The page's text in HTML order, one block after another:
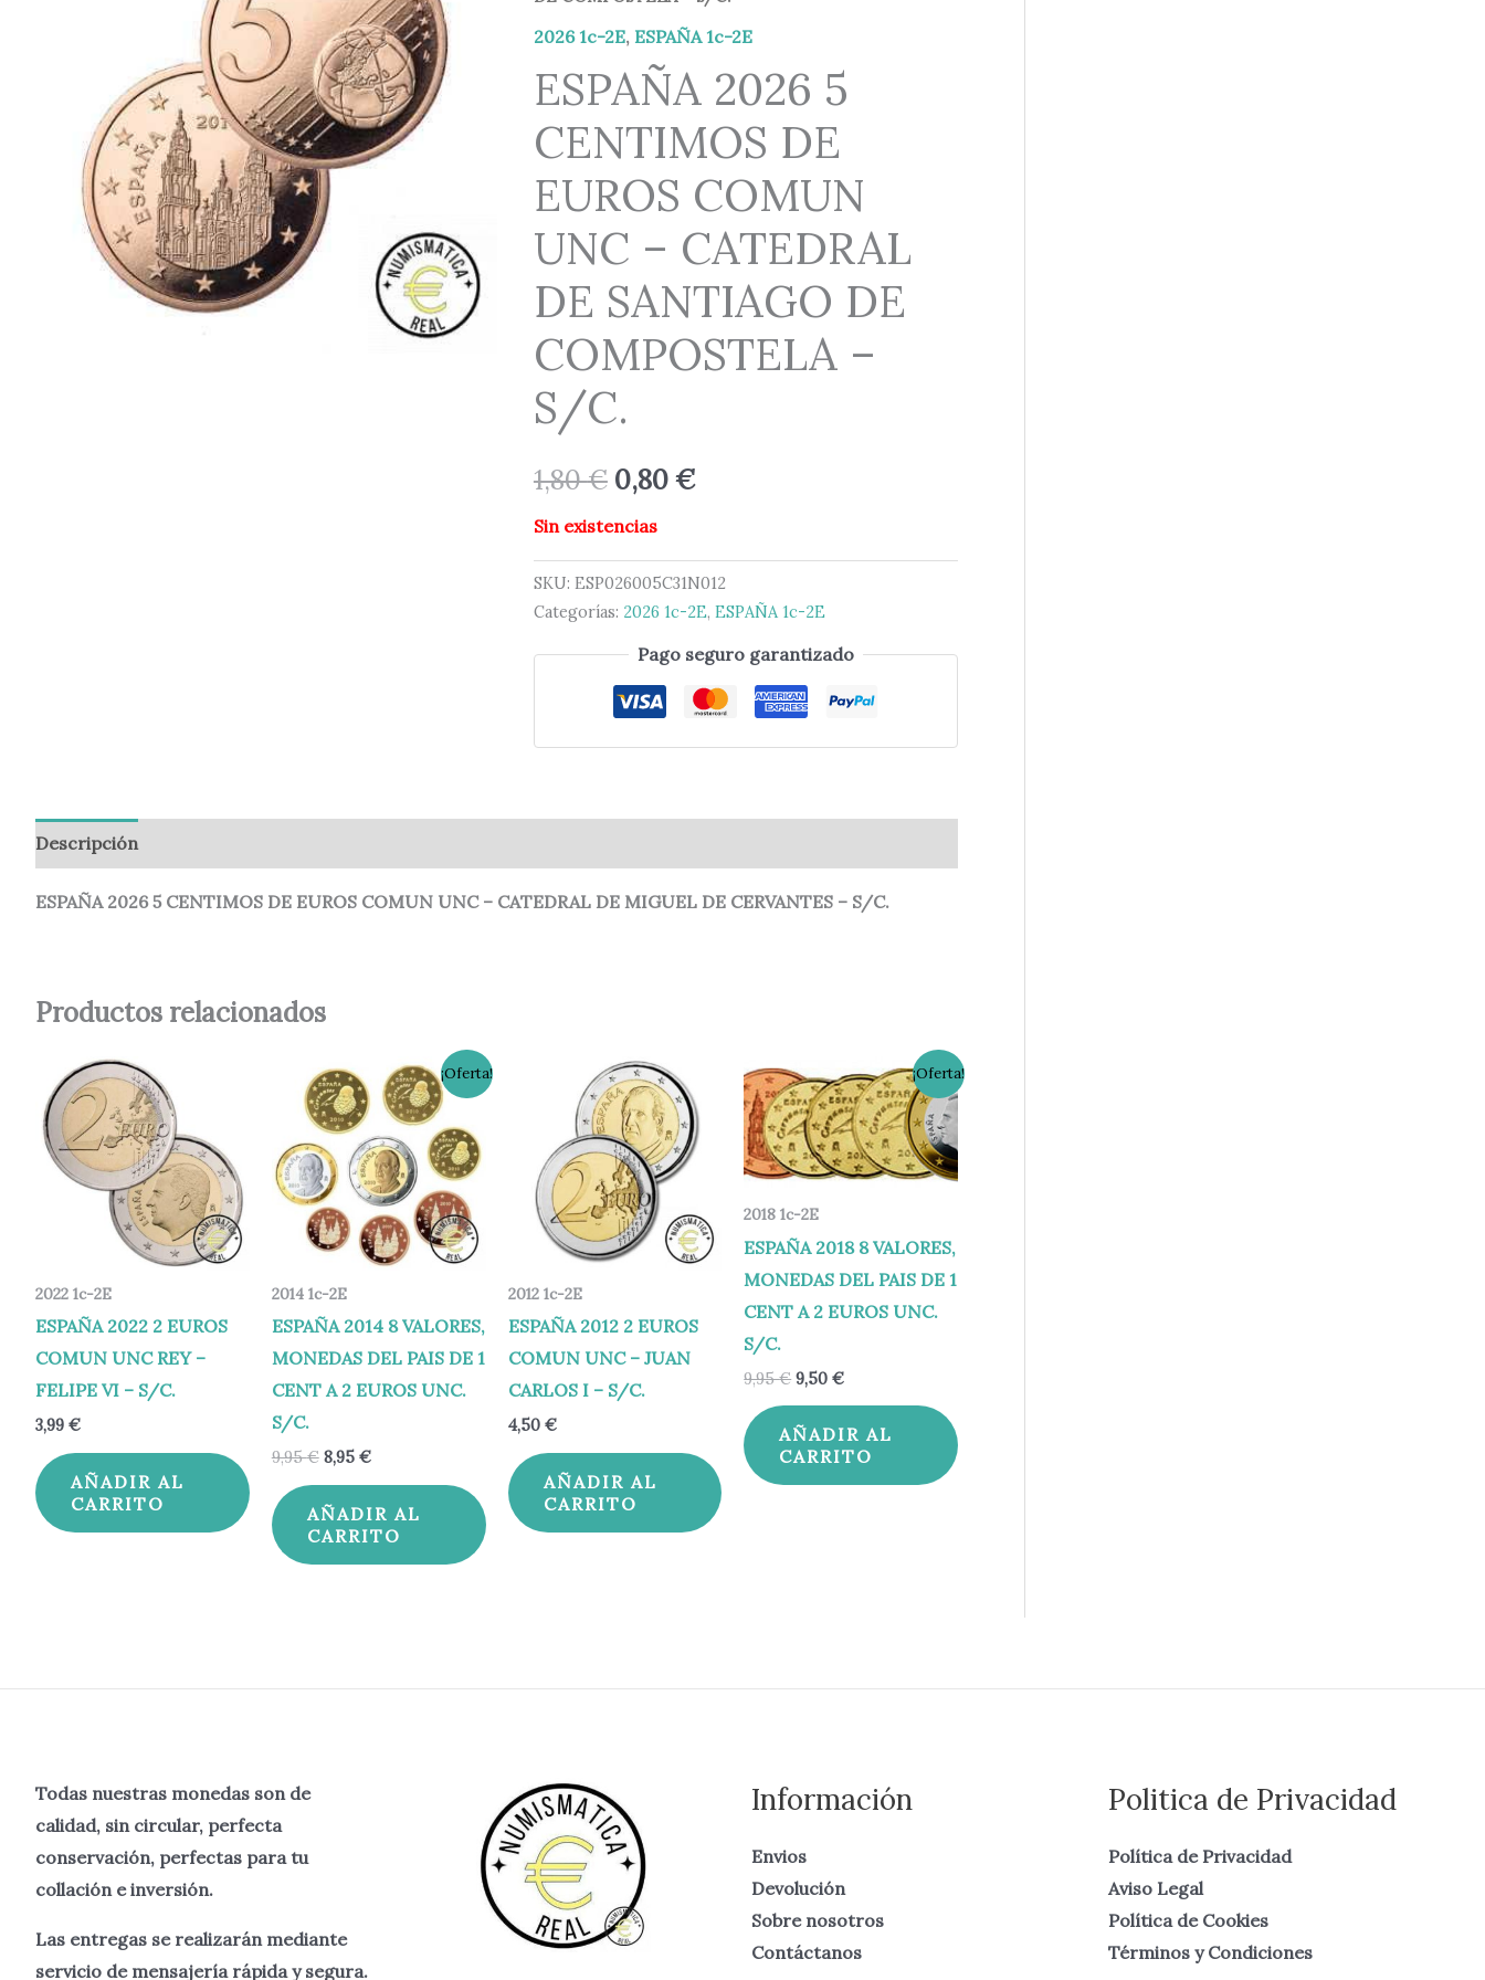
2026 1c-2E, ESPAÑA 1c-2E
ESPAÑA 2026 5
CENTIMOS DE
EUROS COMUN
UNC – CATEDRAL
DE SANTIAGO DE
COMPOSTELA –
S/C.
1,80€
original
era:
1,80 €.
0,80€
actual
0,80 €.
Sin existencias
SKU: ESP026005C31N012
Categorías: 2026 1c-2E, ESPAÑA 1c-2E
Pago seguro garantizado
Descripción
ESPAÑA 2026 5 CENTIMOS DE EUROS COMUN UNC – CATEDRAL DE MIGUEL DE CERVANTES – S/C.
Productos relacionados
2022 1c-2E
ESPAÑA 2022 2 EUROS
COMUN UNC REY –
FELIPE VI – S/C.
3,99 €
AÑADIR AL
CARRITO
¡Oferta!
2014 1c-2E
ESPAÑA 2014 8 VALORES,
MONEDAS DEL PAIS DE 1
CENT A 2 EUROS UNC.
S/C.
9,95€
El
precio
original
era:
9,95 €.
8,95 €
precio
actual
8,95 €.
AÑADIR AL
CARRITO
2012 1c-2E
ESPAÑA 2012 2 EUROS
COMUN UNC – JUAN
CARLOS I – S/C.
4,50 €
AÑADIR AL
CARRITO
¡Oferta!
2018 1c-2E
ESPAÑA 2018 8 VALORES,
MONEDAS DEL PAIS DE 1
CENT A 2 EUROS UNC.
S/C.
9,95€
precio
original
era:
9,95 €.
9,50€
precio
actual
es:
9,50 €.
AÑADIR AL
CARRITO
Todas nuestras monedas son de
calidad, sin circular, perfecta
conservación, perfectas para tu
collación e inversión.
Las entregas se realizarán mediante
servicio de mensajería rápida y segura.
Información
Envios
Devolución
Sobre nosotros
Contáctanos
Politica de Privacidad
Política de Privacidad
Aviso Legal
Política de Cookies
Términos y Condiciones